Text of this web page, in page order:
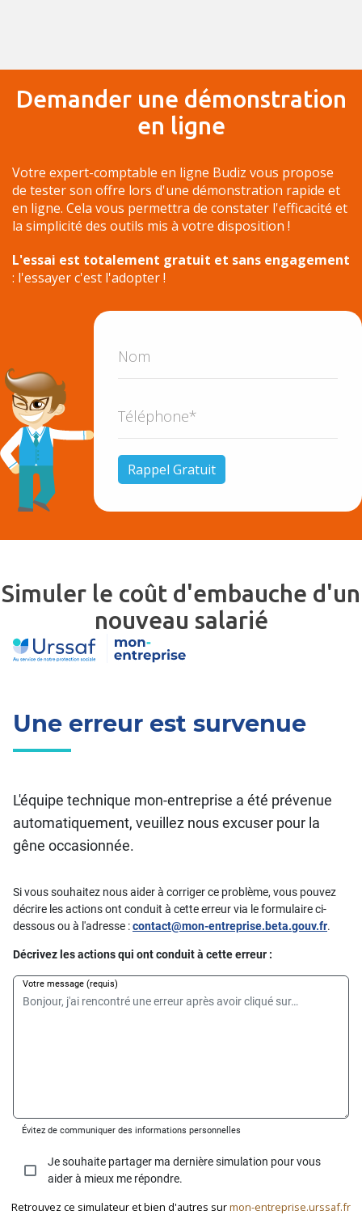
Demander une démonstration
en ligne
Votre expert-comptable en ligne Budiz vous propose
de tester son offre lors d'une démonstration rapide et
en ligne. Cela vous permettra de constater l'efficacité et
la simplicité des outils mis à votre disposition !
L'essai est totalement gratuit et sans engagement
: l'essayer c'est l'adopter !
Simuler le coût d'embauche d'un
nouveau salarié
Retrouvez ce simulateur et bien d'autres surmon-entreprise.urssaf.fr